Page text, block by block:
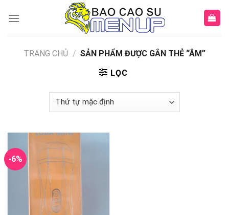
TRANG CHỦ / SẢN PHẨM ĐƯỢC GẮN THẺ “ÂM”
LỌC
-6%